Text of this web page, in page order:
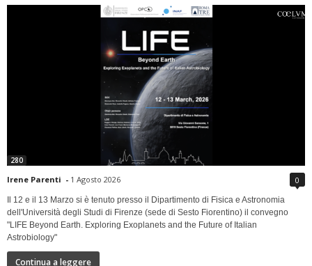
280
Irene Parenti - 1 Agosto 2026 0
Il 12 e il 13 Marzo si è tenuto presso il Dipartimento di Fisica e Astronomia
dell'Università degli Studi di Firenze (sede di Sesto Fiorentino) il convegno
"LIFE Beyond Earth. Exploring Exoplanets and the Future of Italian
Astrobiology"
Continua a leggere